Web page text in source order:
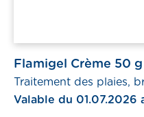
Flamigel Crème 50 g
Traitement des plaies,
Valable du 01.07.2026